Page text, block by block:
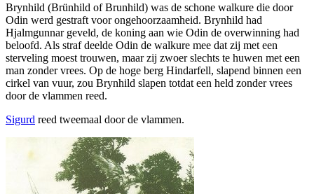
Brynhild (Brünhild of Brunhild) was de schone walkure die door
Odin werd gestraft voor ongehoorzaamheid. Brynhild had
Hjalmgunnar geveld, de koning aan wie Odin de overwinning had
beloofd. Als straf deelde Odin de walkure mee dat zij met een
sterveling moest trouwen, maar zij zwoer slechts te huwen met een
man zonder vrees. Op de hoge berg Hindarfell, slapend binnen een
cirkel van vuur, zou Brynhild slapen totdat een held zonder vrees
door de vlammen reed.
Sigurd reed tweemaal door de vlammen.